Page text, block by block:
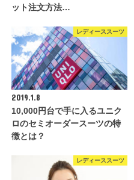
ット注文方法…
レディーススーツ
2019.1.8
10,000円台で手に入るユニク
ロのセミオーダースーツの特
徴とは？
レディーススーツ